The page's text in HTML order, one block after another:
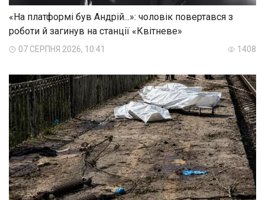
«На платформі був Андрій...»: чоловік повертався з
роботи й загинув на станції «Квітневе»
07 СЕРПНЯ 2026, 10:41 1408